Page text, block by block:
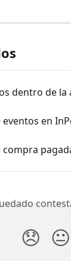
dentro de la
en
😞 😐